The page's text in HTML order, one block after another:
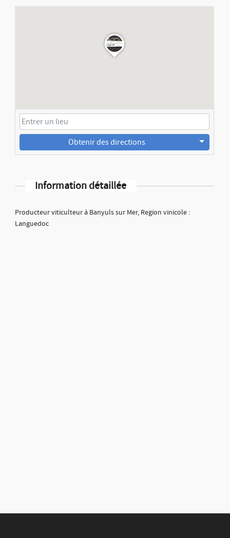
Obtenir des directions
Information détaillée
Producteur viticulteur à Banyuls sur Mer, Region vinicole :
Languedoc